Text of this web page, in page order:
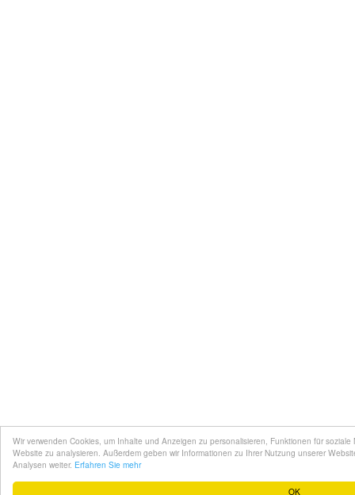
OK
Wir verwenden Cookies, um Inhalte und Anzeigen zu personalisieren, Funktionen für
Website zu analysieren. Außerdem geben wir Informationen zu Ihrer Nutzung unserer
Analysen weiter. Erfahren Sie mehr